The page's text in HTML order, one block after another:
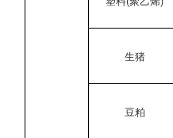
生猪
豆粕